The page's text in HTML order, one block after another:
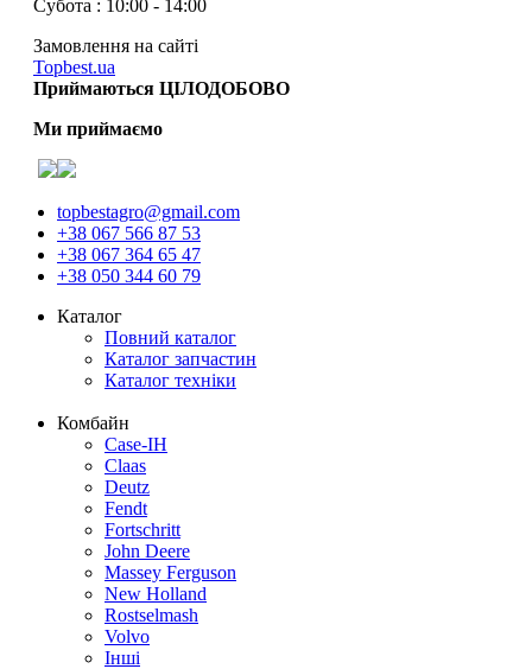
Субота : 10:00 - 14:00
Замовлення на сайті
Topbest.ua
Приймаються ЦІЛОДОБОВО
Ми приймаємо
topbestagro@gmail.com
+38 067 566 87 53
+38 067 364 65 47
+38 050 344 60 79
Каталог
Повний каталог
Каталог запчастин
Каталог техніки
Комбайн
Case-IH
Claas
Deutz
Fendt
Fortschritt
John Deere
Massey Ferguson
New Holland
Rostselmash
Volvo
Інші